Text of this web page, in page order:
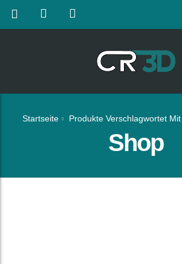
Startseite Produkte Verschlagwortet Mit
Shop